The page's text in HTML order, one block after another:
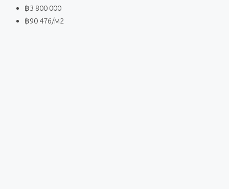
฿3 800 000
฿90 476/м2